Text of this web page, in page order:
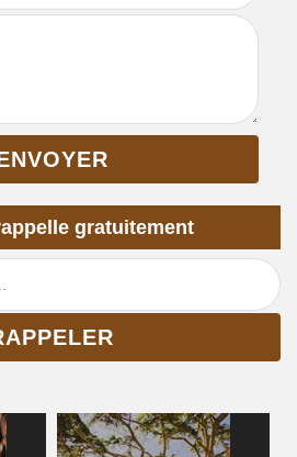
gratuitement